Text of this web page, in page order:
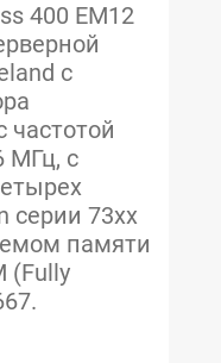
400 EM12
с
частотой
МГц, с
серии 73xx
памяти
(Fully